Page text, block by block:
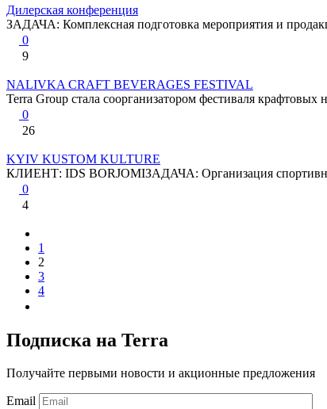
Дилерская конференция
ЗАДАЧА: Комплексная подготовка мероприятия и
0
9
NALIVKA CRAFT BEVERAGES FESTIVAL
Terra Group стала соорганизатором фестиваля крафтовых
0
26
KYIV KUSTOM KULTURE
КЛИЕНТ: IDS BORJOMIЗАДАЧА: Организация
0
4
1
2
3
4
Подписка на Terra
Получайте первыми новости и акционные предложения
Email